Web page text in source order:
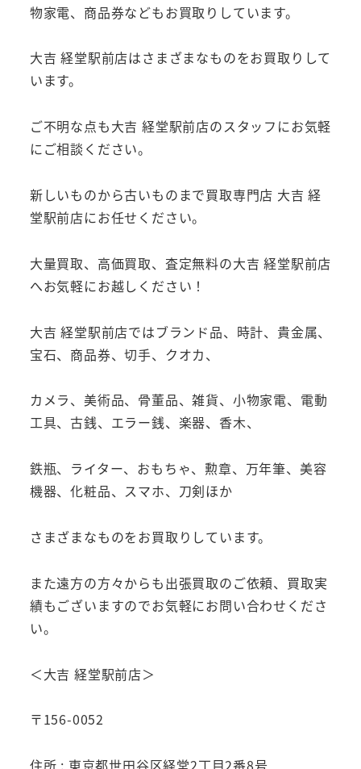
物家電、商品券などもお買取りしています。
大吉 経堂駅前店はさまざまなものをお買取りして
います。
ご不明な点も大吉 経堂駅前店のスタッフにお気軽
にご相談ください。
新しいものから古いものまで買取専門店 大吉 経
堂駅前店にお任せください。
大量買取、高価買取、査定無料の大吉 経堂駅前店
へお気軽にお越しください！
大吉 経堂駅前店ではブランド品、時計、貴金属、
宝石、商品券、切手、クオカ、
カメラ、美術品、骨董品、雑貨、小物家電、電動
工具、古銭、エラー銭、楽器、香木、
鉄瓶、ライター、おもちゃ、勲章、万年筆、美容
機器、化粧品、スマホ、刀剣ほか
さまざまなものをお買取りしています。
また遠方の方々からも出張買取のご依頼、買取実
績もございますのでお気軽にお問い合わせくださ
い。
＜大吉 経堂駅前店＞
〒156-0052
住所 : 東京都世田谷区経堂2丁目2番8号